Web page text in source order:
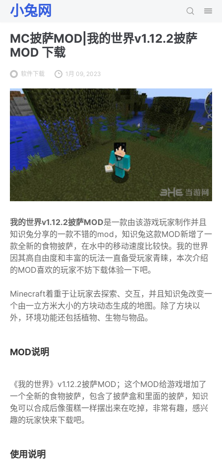
小兔网
MC披萨MOD|我的世界v1.12.2披萨
MOD 下载
软件下载 1月 09, 2023
我的世界v1.12.2披萨MOD是一款由该游戏玩家制作并且
知识兔分享的一款不错的mod，知识兔这款MOD新增了一
款全新的食物披萨，在水中的移动速度比较快。我的世界
因其高自由度和丰富的玩法一直备受玩家青睐，本次介绍
的MOD喜欢的玩家不妨下载体验一下吧。
Minecraft着重于让玩家去探索、交互，并且知识兔改变一
个由一立方米大小的方块动态生成的地图。除了方块以
外，环境功能还包括植物、生物与物品。
MOD说明
《我的世界》v1.12.2披萨MOD；这个MOD给游戏增加了
一个全新的食物披萨，包含了披萨盒和里面的披萨，知识
兔可以合成后像蛋糕一样摆出来在吃掉，非常有趣，感兴
趣的玩家快来下载吧。
使用说明